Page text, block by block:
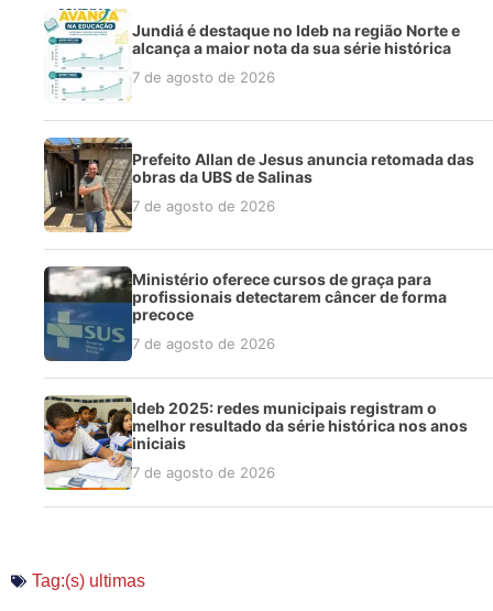
Jundiá é destaque no Ideb na região Norte e
alcança a maior nota da sua série histórica
7 de agosto de 2026
Prefeito Allan de Jesus anuncia retomada das
obras da UBS de Salinas
7 de agosto de 2026
Ministério oferece cursos de graça para
profissionais detectarem câncer de forma
precoce
7 de agosto de 2026
Ideb 2025: redes municipais registram o
melhor resultado da série histórica nos anos
iniciais
7 de agosto de 2026
Tag:(s) ultimas